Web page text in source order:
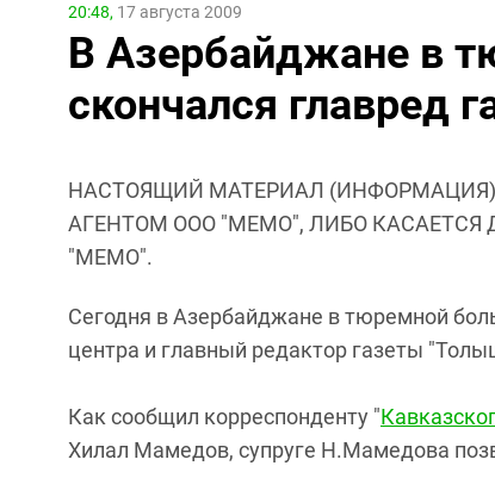
20:48, 17 августа 2009
В Азербайджане в
скончался главред
НАСТОЯЩИЙ МАТЕРИАЛ
АГЕНТОМ ООО "МЕМО", ЛИБО КАСАЕТСЯ
"МЕМО".
Сегодня в Азербайджане в тюремной
центра и главный редактор газеты
Как сообщил корреспонденту "
Хилал Мамедов, супруге Н.Мамедова